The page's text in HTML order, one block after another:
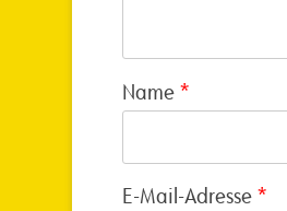
Name *
E-Mail-Adresse *